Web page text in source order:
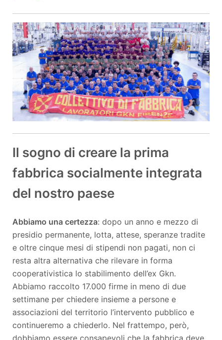
Il sogno di creare la prima
fabbrica socialmente integrata
del nostro paese
Abbiamo una certezza: dopo un anno e mezzo di
presidio permanente, lotta, attese, speranze tradite
e oltre cinque mesi di stipendi non pagati, non ci
resta altra alternativa che rilevare in forma
cooperativistica lo stabilimento dell’ex Gkn.
Abbiamo raccolto 17.000 firme in meno di due
settimane per chiedere insieme a persone e
associazioni del territorio l’intervento pubblico e
continueremo a chiederlo. Nel frattempo, però,
dobbiamo essere consapevoli che la fabbrica deve